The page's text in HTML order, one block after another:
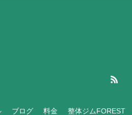
ブログ 料金 整体ジムFOREST